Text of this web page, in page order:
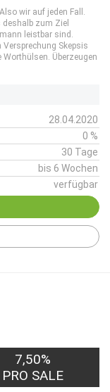
wir auf jeden Fall.
deshalb zum Ziel
leistbar sind.
Skepsis
Überzeugen
28.04.2020
0 %
30 Tage
bis 6 Wochen
verfügbar
7,50%
PRO SALE